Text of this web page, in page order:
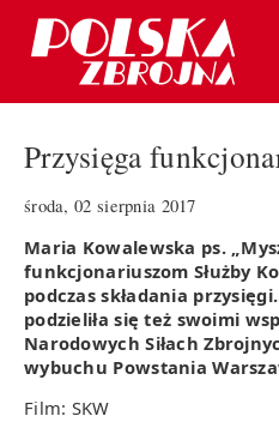
Przysięga
środa, 02 sierpnia 2017
Maria Kowalewska ps.
funkcjonariuszom Służby
podczas składania
podzieliła się też swoimi
Narodowych Siłach
wybuchu Powstania
Film: SKW